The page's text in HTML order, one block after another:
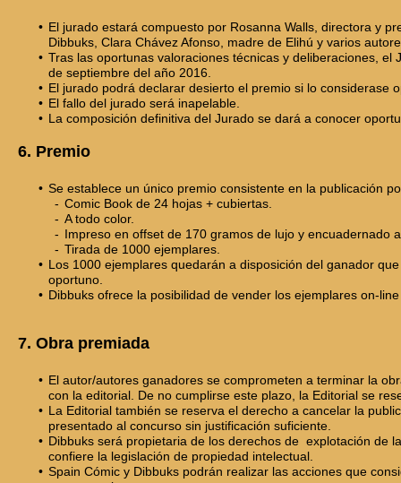
El jurado estará compuesto por Rosanna Walls, directora y
Dibbuks, Clara Chávez Afonso, madre de Elihú y varios
Tras las oportunas valoraciones técnicas y deliberaciones,
de septiembre del año 2016.
El jurado podrá declarar desierto el premio si lo considerase
El fallo del jurado será inapelable.
La composición definitiva del Jurado se dará a conocer
6. Premio
Se establece un único premio consistente en la publicación
Comic Book de 24 hojas + cubiertas.
A todo color.
Impreso en offset de 170 gramos de lujo y encuadernado
Tirada de 1000 ejemplares.
Los 1000 ejemplares quedarán a disposición del ganador
oportuno.
Dibbuks ofrece la posibilidad de vender los ejemplares on-
7. Obra premiada
El autor/autores ganadores se comprometen a terminar la
con la editorial. De no cumplirse este plazo, la Editorial se
La Editorial también se reserva el derecho a cancelar la
presentado al concurso sin justificación suficiente.
Dibbuks será propietaria de los derechos de explotación de
confiere la legislación de propiedad intelectual.
Spain Cómic y Dibbuks podrán realizar las acciones que